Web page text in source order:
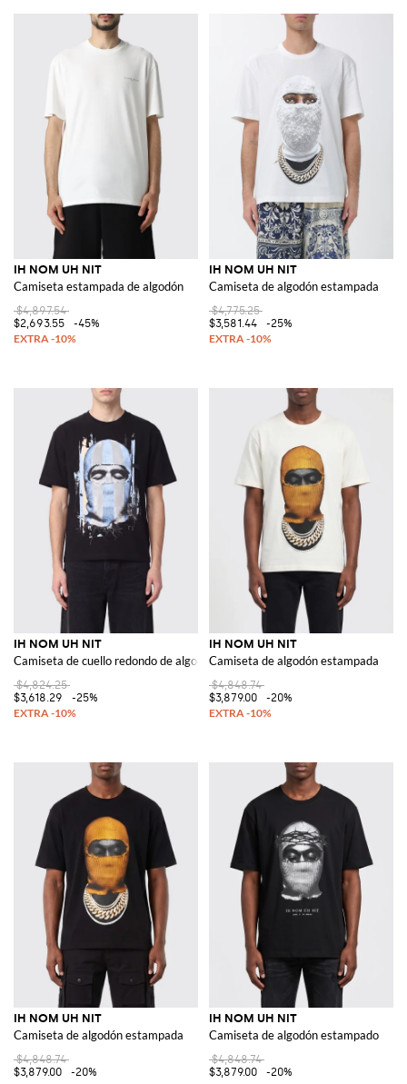
IH NOM UH NIT
Camiseta estampada de algodón
$4,897.54
$2,693.55
-45%
IH NOM UH NIT
Camiseta de algodón estampada
$4,775.25
$3,581.44
-25%
IH NOM UH NIT
Camiseta de cuello redondo de algodón con estampado gráfico y eslogan
$4,824.25
$3,618.29
-25%
IH NOM UH NIT
Camiseta de algodón estampada
$4,848.74
$3,879.00
-20%
IH NOM UH NIT
Camiseta de algodón estampada
$4,848.74
$3,879.00
-20%
IH NOM UH NIT
Camiseta de algodón estampado
$4,848.74
$3,879.00
-20%